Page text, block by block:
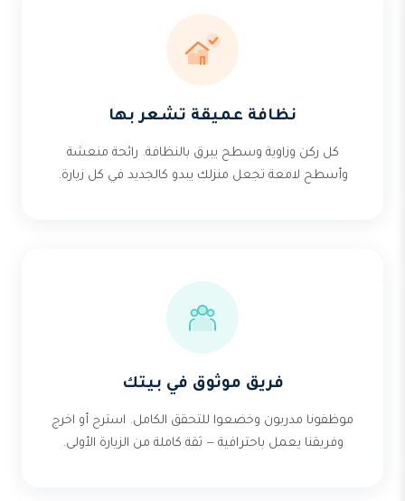
نظافة عميقة تشعر بها
كل ركن وزاوية وسطح يبرق بالنظافة. رائحة منعشة
وأسطح لامعة تجعل منزلك يبدو كالجديد في كل زيارة.
فريق موثوق في بيتك
موظفونا مدربون وخضعوا للتحقق الكامل. استرح أو اخرج
وفريقنا يعمل باحترافية — ثقة كاملة من الزيارة الأولى.